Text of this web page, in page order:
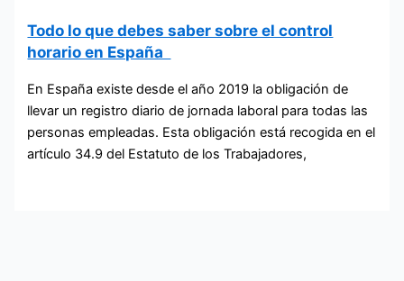
Todo lo que debes saber sobre el control
horario en España
En España existe desde el año 2019 la obligación de
llevar un registro diario de jornada laboral para todas las
personas empleadas. Esta obligación está recogida en el
artículo 34.9 del Estatuto de los Trabajadores,